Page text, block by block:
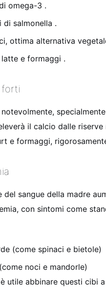
omega-3 .
di salmonella .
ottima alternativa
e formaggi .
forti
il calcio dalle
e formaggi,
del sangue della madre
con sintomi come
(come spinaci e bietole)
noci e mandorle)
utile abbinare questi cibi